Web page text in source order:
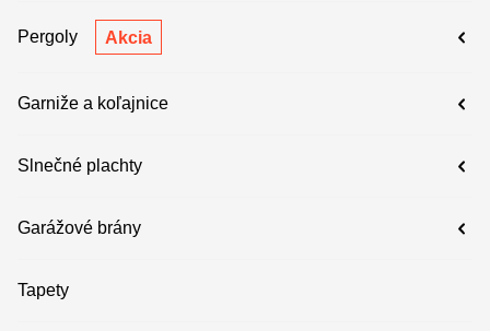
Pergoly Akcia
Garniže a koľajnice
Slnečné plachty
Garážové brány
Tapety